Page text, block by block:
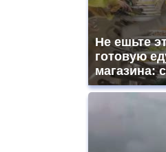
Не ешьте
готовую
магазина: